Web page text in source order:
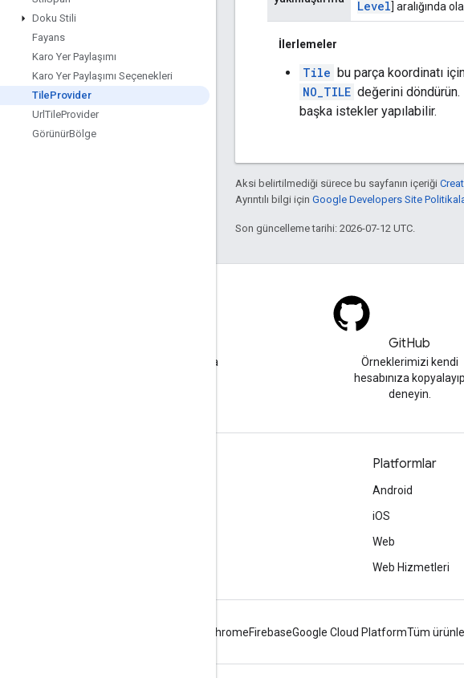
Doku Stili
Fayans
Karo Yer Paylaşımı
Karo Yer Paylaşımı Seçenekleri
TileProvider
Url TileProvider
GörünürBölge
Level] aralığında
İlerlemeler
Tile bu parça koordinatı
NO_TILE değerini
başka istekler yapılabilir.
Aksi belirtilmediği sürece bu sayfanın içeriği
Ayrıntılı bilgi için Google Developers Site
Son güncelleme tarihi: 2026-07-12 UTC.
google-maps etiketi altında
GitHub
Örneklerimizi kendi
hesabınıza kopyalayıp
deneyin.
Platformlar
Android
iOS
Web
Web Hizmetleri
ChromeFirebaseGoogle Cloud PlatformTüm